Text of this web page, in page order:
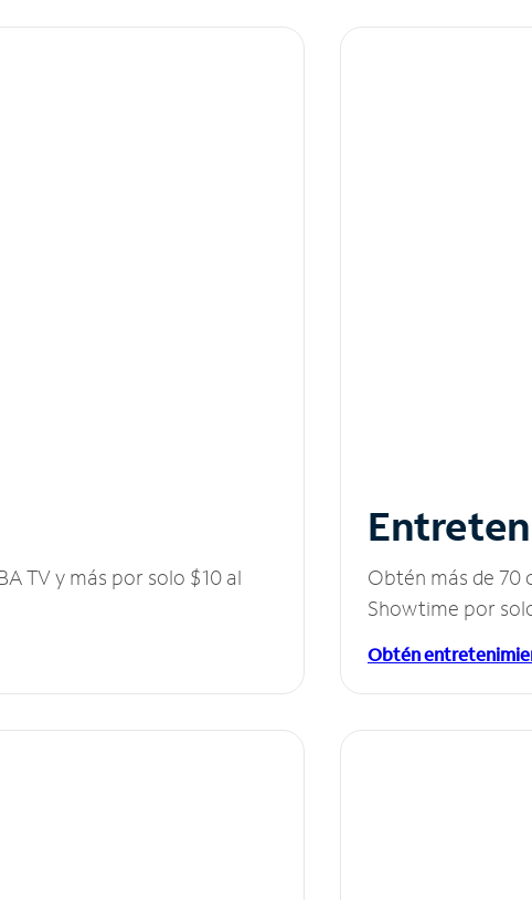
TV y más por solo $10 al
Obtén más de 70
Showtime por
Obtén